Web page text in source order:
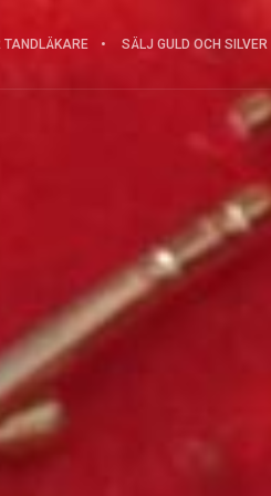
TANDLÄKARE SÄLJ GULD OCH SILVER